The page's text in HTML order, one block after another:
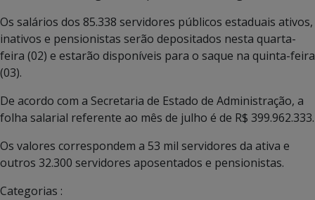
Os salários dos 85.338 servidores públicos estaduais ativos,
inativos e pensionistas serão depositados nesta quarta-
feira (02) e estarão disponíveis para o saque na quinta-feira
(03).
De acordo com a Secretaria de Estado de Administração, a
folha salarial referente ao mês de julho é de R$ 399.962.333.
Os valores correspondem a 53 mil servidores da ativa e
outros 32.300 servidores aposentados e pensionistas.
Categorias :